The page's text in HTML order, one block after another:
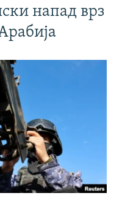
напад врз